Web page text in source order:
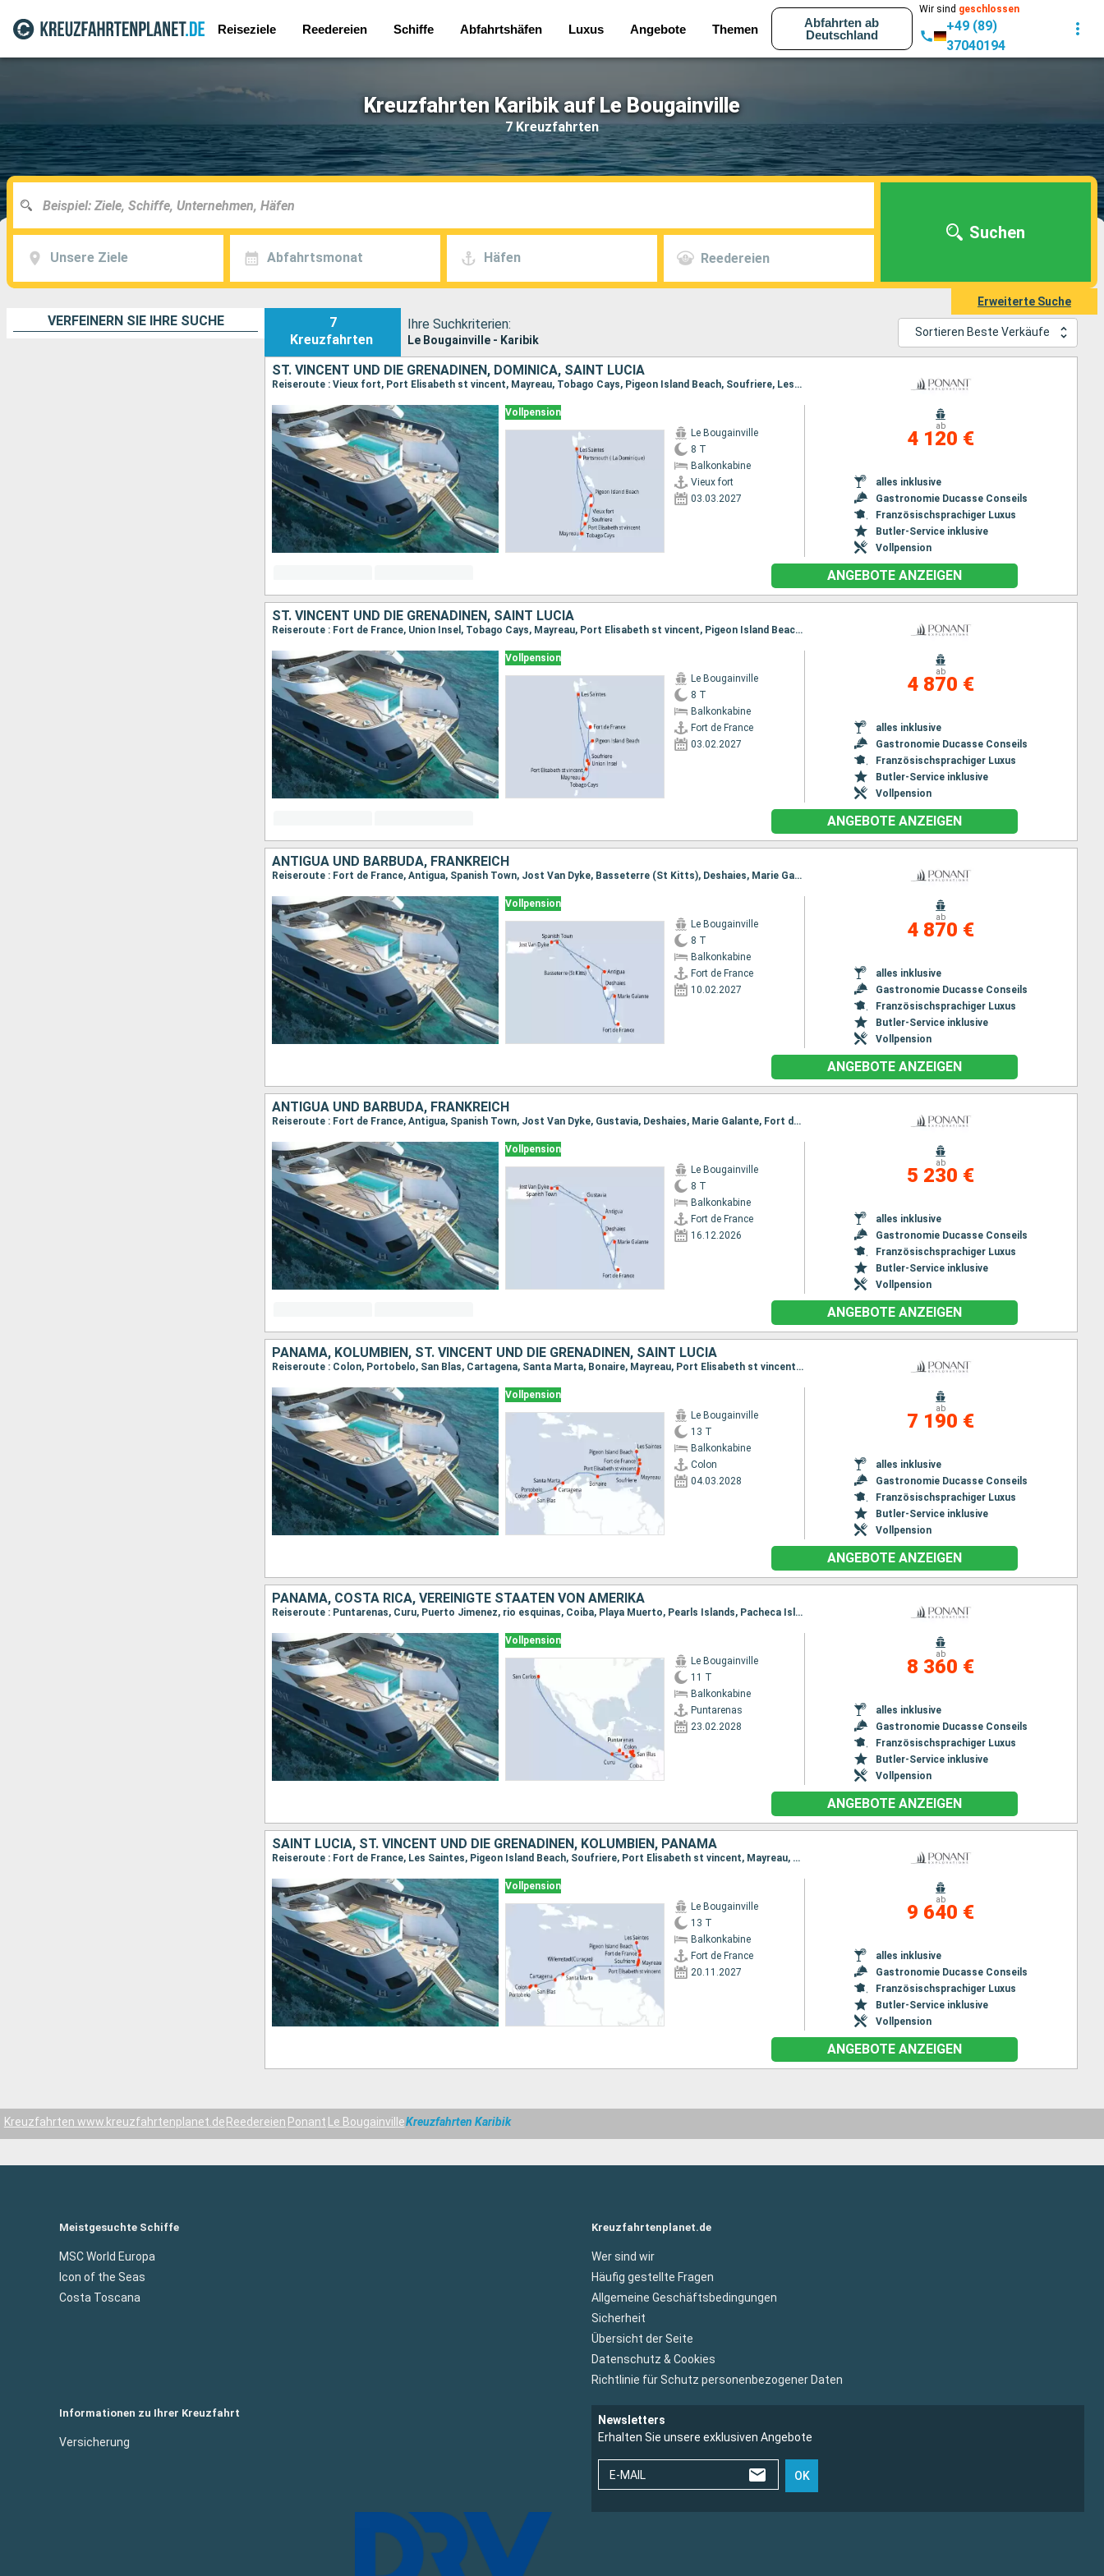
Reiseziele Reedereien Schiffe Abfahrtshäfen Luxus Angebote Themen
Abfahrten ab
Deutschland
Wir sind geschlossen
+49 (89)
37040194
Kreuzfahrten Karibik auf Le Bougainville
7 Kreuzfahrten
Unsere Ziele Abfahrtsmonat Häfen Reedereien
Suchen
Erweiterte Suche
VERFEINERN SIE IHRE SUCHE
7
Kreuzfahrten
Ihre Suchkriterien:
Le Bougainville - Karibik
Sortieren Beste Verkäufe
ST. VINCENT UND DIE GRENADINEN, DOMINICA, SAINT LUCIA
Reiseroute : Vieux fort, Port Elisabeth st vincent, Mayreau, Tobago Cays, Pigeon Island Beach, Soufriere, Les Saintes, Portsmouth ( La Dominique) , Vieux fort
Vollpension
Le Bougainville
8 T
Balkonkabine
Vieux fort
03.03.2027
ab
4 120 €
alles inklusive
Gastronomie Ducasse Conseils
Französischsprachiger Luxus
Butler-Service inklusive
Vollpension
ANGEBOTE ANZEIGEN
ST. VINCENT UND DIE GRENADINEN, SAINT LUCIA
Reiseroute : Fort de France, Union Insel, Tobago Cays, Mayreau, Port Elisabeth st vincent, Pigeon Island Beach, Soufriere, Les Saintes, Fort de France
Vollpension
Le Bougainville
8 T
Balkonkabine
Fort de France
03.02.2027
ab
4 870 €
alles inklusive
Gastronomie Ducasse Conseils
Französischsprachiger Luxus
Butler-Service inklusive
Vollpension
ANGEBOTE ANZEIGEN
ANTIGUA UND BARBUDA, FRANKREICH
Reiseroute : Fort de France, Antigua, Spanish Town, Jost Van Dyke, Basseterre (St Kitts), Deshaies, Marie Galante, Fort de France
Vollpension
Le Bougainville
8 T
Balkonkabine
Fort de France
10.02.2027
ab
4 870 €
alles inklusive
Gastronomie Ducasse Conseils
Französischsprachiger Luxus
Butler-Service inklusive
Vollpension
ANGEBOTE ANZEIGEN
ANTIGUA UND BARBUDA, FRANKREICH
Reiseroute : Fort de France, Antigua, Spanish Town, Jost Van Dyke, Gustavia, Deshaies, Marie Galante, Fort de France
Vollpension
Le Bougainville
8 T
Balkonkabine
Fort de France
16.12.2026
ab
5 230 €
alles inklusive
Gastronomie Ducasse Conseils
Französischsprachiger Luxus
Butler-Service inklusive
Vollpension
ANGEBOTE ANZEIGEN
PANAMA, KOLUMBIEN, ST. VINCENT UND DIE GRENADINEN, SAINT LUCIA
Reiseroute : Colon, Portobelo, San Blas, Cartagena, Santa Marta, Bonaire, Mayreau, Port Elisabeth st vincent, Pigeon Island Beach, Soufriere, Les Saintes, Fort de France
Vollpension
Le Bougainville
13 T
Balkonkabine
Colon
04.03.2028
ab
7 190 €
alles inklusive
Gastronomie Ducasse Conseils
Französischsprachiger Luxus
Butler-Service inklusive
Vollpension
ANGEBOTE ANZEIGEN
PANAMA, COSTA RICA, VEREINIGTE STAATEN VON AMERIKA
Reiseroute : Puntarenas, Curu, Puerto Jimenez, rio esquinas, Coiba, Playa Muerto, Pearls Islands, Pacheca Island, San Carlos, Crossing Panama canal, San Blas, Colon
Vollpension
Le Bougainville
11 T
Balkonkabine
Puntarenas
23.02.2028
ab
8 360 €
alles inklusive
Gastronomie Ducasse Conseils
Französischsprachiger Luxus
Butler-Service inklusive
Vollpension
ANGEBOTE ANZEIGEN
SAINT LUCIA, ST. VINCENT UND DIE GRENADINEN, KOLUMBIEN, PANAMA
Reiseroute : Fort de France, Les Saintes, Pigeon Island Beach, Soufriere, Port Elisabeth st vincent, Mayreau, Willemstad(Curaçao), Santa Marta, Cartagena, San Blas, Portobelo, Colon
Vollpension
Le Bougainville
13 T
Balkonkabine
Fort de France
20.11.2027
ab
9 640 €
alles inklusive
Gastronomie Ducasse Conseils
Französischsprachiger Luxus
Butler-Service inklusive
Vollpension
ANGEBOTE ANZEIGEN
Kreuzfahrten www.kreuzfahrtenplanet.de Reedereien Ponant Le BougainvilleKreuzfahrten Karibik
Meistgesuchte Schiffe
MSC World Europa
Icon of the Seas
Costa Toscana
Kreuzfahrtenplanet.de
Wer sind wir
Häufig gestellte Fragen
Allgemeine Geschäftsbedingungen
Sicherheit
Übersicht der Seite
Datenschutz & Cookies
Richtlinie für Schutz personenbezogener Daten
Informationen zu Ihrer Kreuzfahrt
Versicherung
Newsletters
Erhalten Sie unsere exklusiven Angebote
E-MAIL OK